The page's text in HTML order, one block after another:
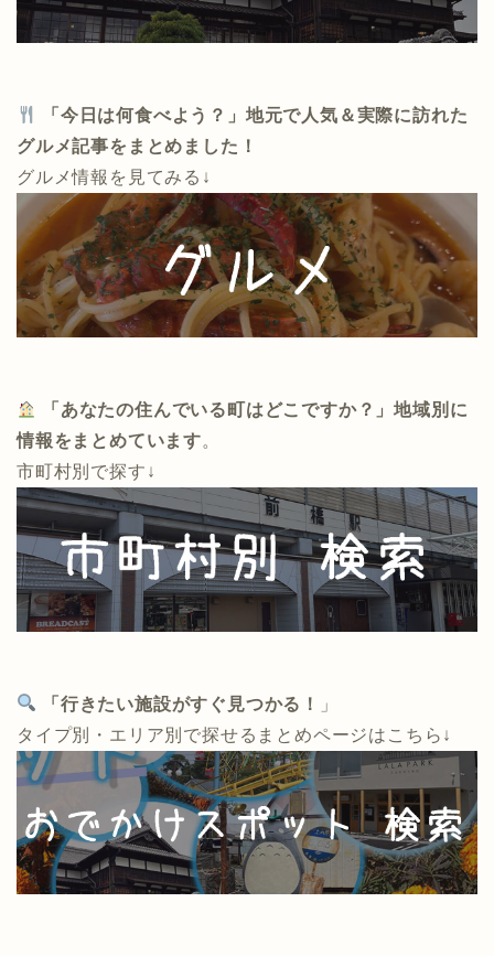
「今日は何食べよう？」地元で人気＆実際に訪れた
グルメ記事をまとめました！
グルメ情報を見てみる↓
「あなたの住んでいる町はどこですか？」地域別に
情報をまとめています。
市町村別で探す↓
「行きたい施設がすぐ見つかる！
」
タイプ別・エリア別で探せるまとめページはこちら↓